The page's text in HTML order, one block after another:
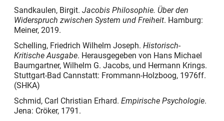
Sandkaulen, Birgit. Jacobis Philosophie. Über den
Widerspruch zwischen System und Freiheit. Hamburg:
Meiner, 2019.
Schelling, Friedrich Wilhelm Joseph. Historisch-
Kritische Ausgabe. Herausgegeben von Hans Michael
Baumgartner, Wilhelm G. Jacobs, und Hermann Krings.
Stuttgart-Bad Cannstatt: Frommann-Holzboog, 1976ff.
(SHKA)
Schmid, Carl Christian Erhard. Empirische Psychologie.
Jena: Cröker, 1791.